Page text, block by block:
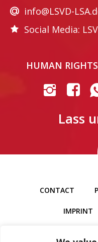
HUMAN
Lass
info@LSVD-
Social Media:
CONTACT
IMPRINT